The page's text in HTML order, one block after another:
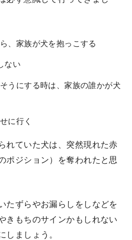
、家族が犬を抱っこする
ない
うにする時は、家族の誰かが犬
に行く
れていた犬は、突然現れた赤
ポジション）を奪われたと思
たずらやお漏らしをしなどを
きもちのサインかもしれない
しましょう。